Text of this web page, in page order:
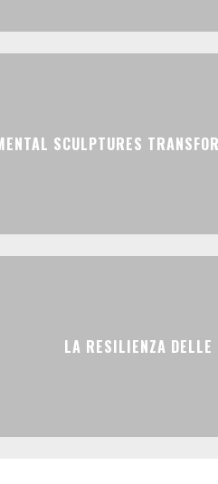
SCULPTURES
LA RESILIENZA